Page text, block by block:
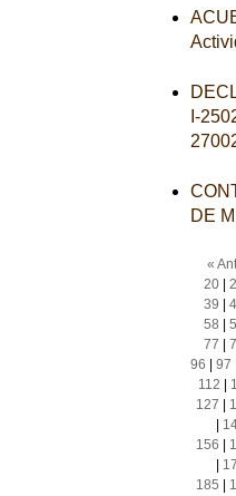
I-
DE
«
20|
39
58
77
96
97
112
127
156
185